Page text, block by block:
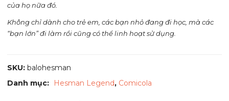
của họ nữa đó.
Không chỉ dành cho trẻ em, các bạn nhỏ đang đi học, mà các
“bạn lớn” đi làm rồi cũng có thể linh hoạt sử dụng.
SKU:balohesman
Danh mục:
Hesman Legend, Comicola